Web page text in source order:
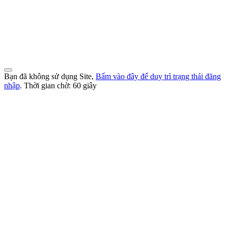
Bạn đã không sử dụng Site, Bấm vào đây để duy trì trạng thái đăng
nhập. Thời gian chờ: 60 giây